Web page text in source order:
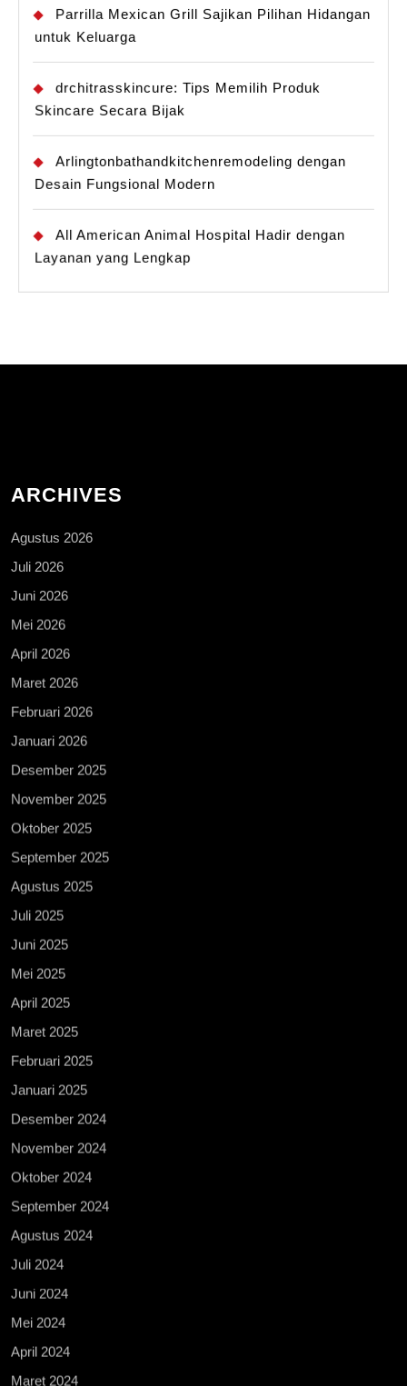
Parrilla Mexican Grill Sajikan Pilihan Hidangan
untuk Keluarga
drchitrasskincure: Tips Memilih Produk
Skincare Secara Bijak
Arlingtonbathandkitchenremodeling dengan
Desain Fungsional Modern
All American Animal Hospital Hadir dengan
Layanan yang Lengkap
ARCHIVES
Agustus 2026
Juli 2026
Juni 2026
Mei 2026
April 2026
Maret 2026
Februari 2026
Januari 2026
Desember 2025
November 2025
Oktober 2025
September 2025
Agustus 2025
Juli 2025
Juni 2025
Mei 2025
April 2025
Maret 2025
Februari 2025
Januari 2025
Desember 2024
November 2024
Oktober 2024
September 2024
Agustus 2024
Juli 2024
Juni 2024
Mei 2024
April 2024
Maret 2024